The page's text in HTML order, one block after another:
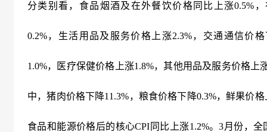
分类别看，食品烟酒及在外餐饮价格同比上涨0.5%
0.2%，生活用品及服务价格上涨2.3%，交通通信价
1.0%，医疗保健价格上涨1.8%，其他用品及服务价格上
中，猪肉价格下降11.3%，粮食价格下降0.3%，鲜果价格
食品和能源价格后的核心CPI 同比上涨1.2%。3月份，全